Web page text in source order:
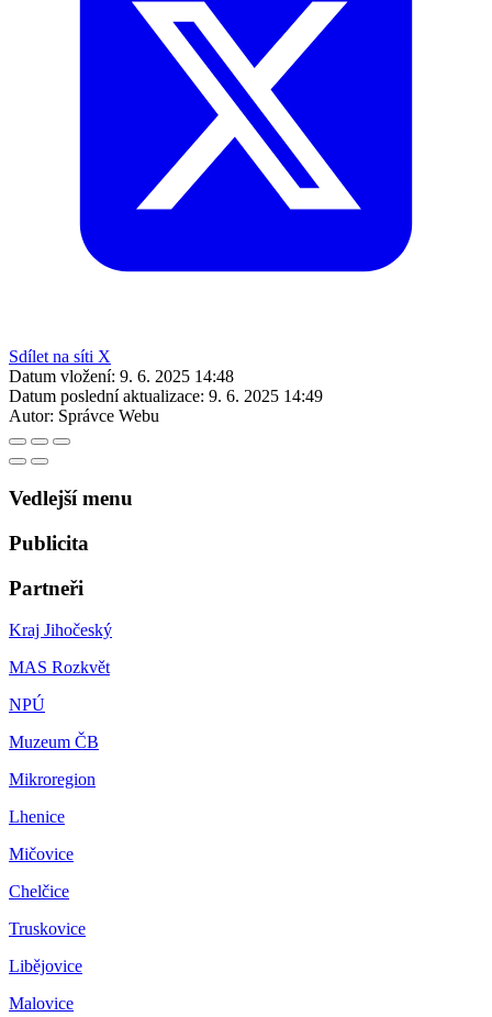
Sdílet na síti X
Datum vložení: 9. 6. 2025 14:48
Datum poslední aktualizace: 9. 6. 2025 14:49
Autor: Správce Webu
Vedlejší menu
Publicita
Partneři
Kraj Jihočeský
MAS Rozkvět
NPÚ
Muzeum ČB
Mikroregion
Lhenice
Mičovice
Chelčice
Truskovice
Libějovice
Malovice